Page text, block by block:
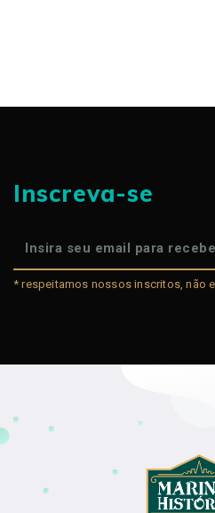
Inscreva-se
* respeitamos nossos inscritos, não